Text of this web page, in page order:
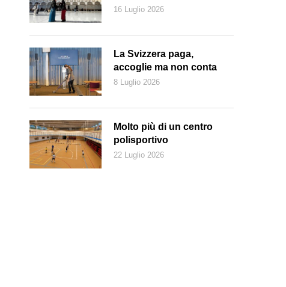
16 Luglio 2026
La Svizzera paga,
accoglie ma non conta
8 Luglio 2026
Molto più di un centro
polisportivo
22 Luglio 2026